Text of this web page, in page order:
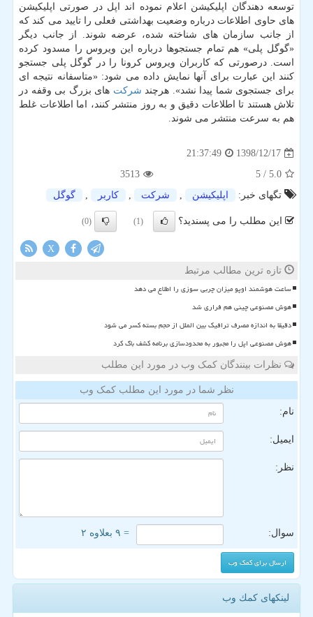
توسعه دهندگان اپلیكیشن اعلام نموده اند اپل در صورتی اپلیكیشن
های حاوی اطلاعات درباره وضعیت بهداشتی فعلی را تایید می كند كه
از جانب سازمان های شناخته شده، عرضه شوند. از جانب دیگر
«گوگل پلی» هم تمام جستجوها درباره این ویروس را مسدود كرده
است. درصورتی كه كاربران ویروس كرونا را در گوگل پلی جستجو
كنند این عبارت برای آنها نمایش داده می شود: «متاسفانه نتیجه ای
برای جستجوی شما پیدا نشد». هرچند شركت های بزرگ بی وقفه در
تلاش هستند تا اطلاعات دقیق و به روز منتشر كنند، اما اطلاعات غلط
هم به سرعت منتشر می شوند.
1398/12/17
21:37:49
5.0
/ 5
3513
تگهای خبر:
اپلیكیشن , شركت , كاربر , گوگل
این مطلب را می پسندید؟ (1)
(0)
X
تازه ترین مطالب مرتبط
ساعت هوشمند اوپو میزان چربی سوزی را اطلاع می دهد
هوش مصنوعی چینی هم فراری شد
دقیقا به اندازه مصرف ترافیک بین الملل از حجم بسته کسر می شود
هوش مصنوعی اپل را مجبور به محدودسازی برنامه کشف باگ کرد
نظرات بینندگان کمک وب در مورد این مطلب
نظر شما در مورد این مطلب کمک وب
نام:
ایمیل:
نظر:
سوال: = ۹ بعلاوه ۲
لینکهای كمك وب